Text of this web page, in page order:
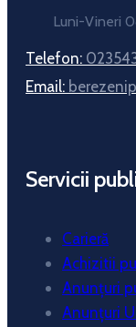
Luni-Vineri
Telefon:
Email:
Servicii
Carieră
Achizitii
Anunțuri
Anunțuri